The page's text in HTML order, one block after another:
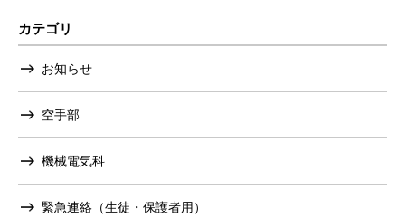
カテゴリ
お知らせ
空手部
機械電気科
緊急連絡（生徒・保護者用）